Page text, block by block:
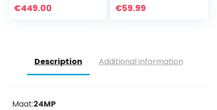
€449.00
graden draaibare
€59.99
Description Additional information
Maat:24MP